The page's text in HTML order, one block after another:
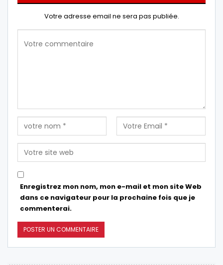
Votre adresse email ne sera pas publiée.
Enregistrez mon nom, mon e-mail et mon site Web
dans ce navigateur pour la prochaine fois que je
commenterai.